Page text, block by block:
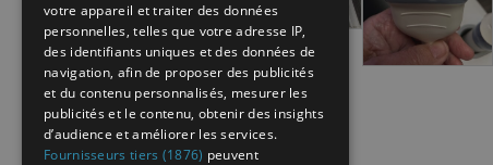
votre appareil et traiter des données
personnelles, telles que votre adresse IP,
des identifiants uniques et des données de
navigation, afin de proposer des publicités
et du contenu personnalisés, mesurer les
publicités et le contenu, obtenir des insights
d’audience et améliorer les services.
Fournisseurs tiers (1876) peuvent